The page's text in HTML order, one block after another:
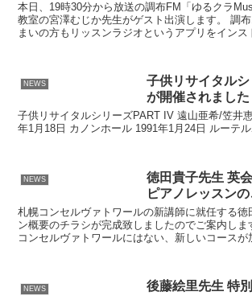
本日、19時30分から放送の調布FM「ゆるクラ
教室の宮澤むじか先生がゲスト出演します。 調
まいの方もリッスンラジオというアプリをイン
NEWS
子供リサイタル
が開催されました
子供リサイタルシリーズPART IV 遠山亜希/笠井
年1月18日 カノンホール 1991年1月24日 ルーテ
NEWS
徳田貴子先生 英
ピアノレッスンの
札幌コンセルヴァトワールの新講師に就任する徳
ン概要のチラシが完成致しましたのでご案内し
コンセルヴァトワールにはない、新しいコースが
NEWS 後藤絵里先生 特